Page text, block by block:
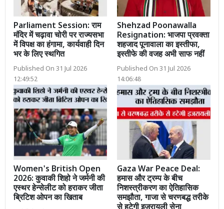
Parliament Session: राम
मंदिर में चढ़ावा चोरी पर राज्यसभा
में विपक्ष का हंगामा, कार्यवाही दिन
भर के लिए स्थगित
Published On 31 Jul 2026
12:49:52
Shehzad Poonawalla
Resignation: भाजपा प्रवक्ता
शहजाद पूनावाला का इस्तीफा,
इस्तीफे की वजह अभी साफ नहीं
Published On 31 Jul 2026
14:06:48
Women's British Open
2026: कुवाकी शिहो ने जर्मनी की
एस्थर हेन्सेलीट को हराकर जीता
ब्रिटिश ओपन का खिताब
Gaza War Peace Deal:
हमास और ट्रम्प के बीच
निशस्त्रीकरण का ऐतिहासिक
समझौता, गाजा से चरणबद्ध तरीके